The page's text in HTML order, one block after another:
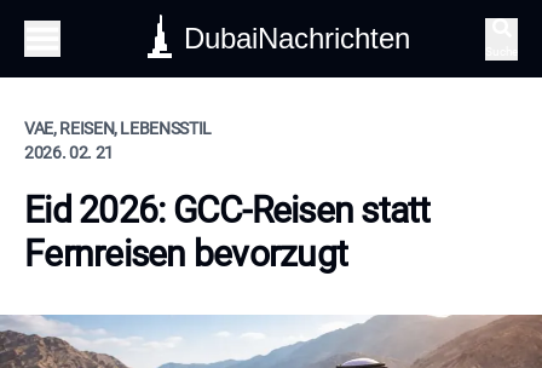
DubaiNachrichten
VAE, REISEN, LEBENSSTIL
2026. 02. 21
Eid 2026: GCC-Reisen statt
Fernreisen bevorzugt